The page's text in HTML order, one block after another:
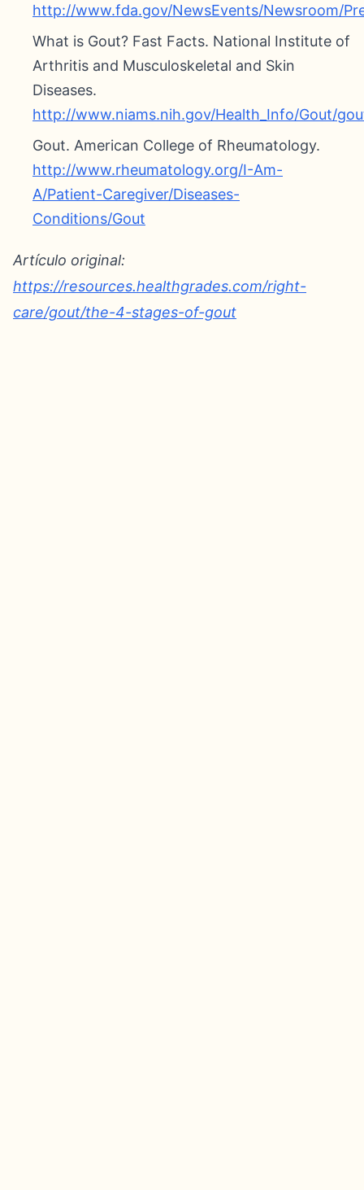
http://www.fda.gov/NewsEvents/Newsroom/
What is Gout? Fast Facts. National Institute of
Arthritis and Musculoskeletal and Skin
Diseases.
http://www.niams.nih.gov/Health_Info/Gout/
Gout. American College of Rheumatology.
http://www.rheumatology.org/I-Am-
A/Patient-Caregiver/Diseases-
Conditions/Gout
Artículo original:
https://resources.healthgrades.com/right-
care/gout/the-4-stages-of-gout